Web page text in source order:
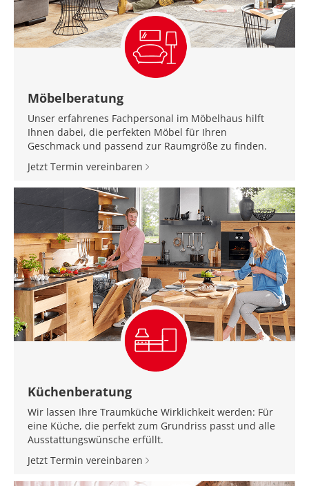
Möbelberatung
Unser erfahrenes Fachpersonal im Möbelhaus hilft
Ihnen dabei, die perfekten Möbel für Ihren
Geschmack und passend zur Raumgröße zu finden.
Jetzt Termin vereinbaren
Küchenberatung
Wir lassen Ihre Traumküche Wirklichkeit werden: Für
eine Küche, die perfekt zum Grundriss passt und alle
Ausstattungswünsche erfüllt.
Jetzt Termin vereinbaren